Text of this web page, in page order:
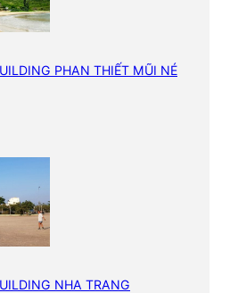
PHAN THIẾT MŨI NÉ
NHA TRANG